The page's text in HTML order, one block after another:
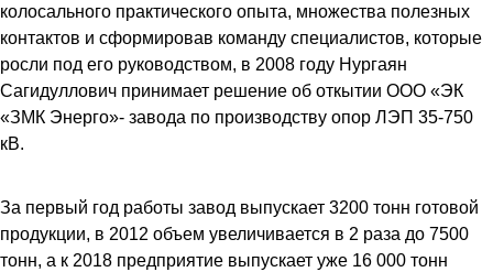
колосального практического опыта, множества полезных
контактов и сформировав команду специалистов, которые
росли под его руководством, в 2008 году Нургаян
Сагидуллович принимает решение об откытии ООО «ЭК
«ЗМК Энерго»- завода по производству опор ЛЭП 35-750
кВ.
За первый год работы завод выпускает 3200 тонн готовой
продукции, в 2012 объем увеличивается в 2 раза до 7500
тонн, а к 2018 предприятие выпускает уже 16 000 тонн